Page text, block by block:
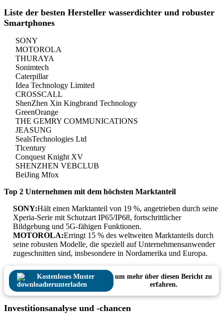
Liste der besten Hersteller wasserdichter und robuster
Smartphones
SONY
MOTOROLA
THURAYA
Sonimtech
Caterpillar
Idea Technology Limited
CROSSCALL
ShenZhen Xin Kingbrand Technology
GreenOrange
THE GEMRY COMMUNICATIONS
JEASUNG
SealsTechnologies Ltd
Tlcentury
Conquest Knight XV
SHENZHEN VEBCLUB
BeiJing Mfox
Top 2 Unternehmen mit dem höchsten Marktanteil
SONY:Hält einen Marktanteil von 19 %, angetrieben durch seine
Xperia-Serie mit Schutzart IP65/IP68, fortschrittlicher
Bildgebung und 5G-fähigen Funktionen.
MOTOROLA:Erringt 15 % des weltweiten Marktanteils durch
seine robusten Modelle, die speziell auf Unternehmensanwender
zugeschnitten sind, insbesondere in Nordamerika und Europa.
Kostenloses Muster
herunterladen
um mehr über diesen Bericht zu
erfahren.
Investitionsanalyse und -chancen